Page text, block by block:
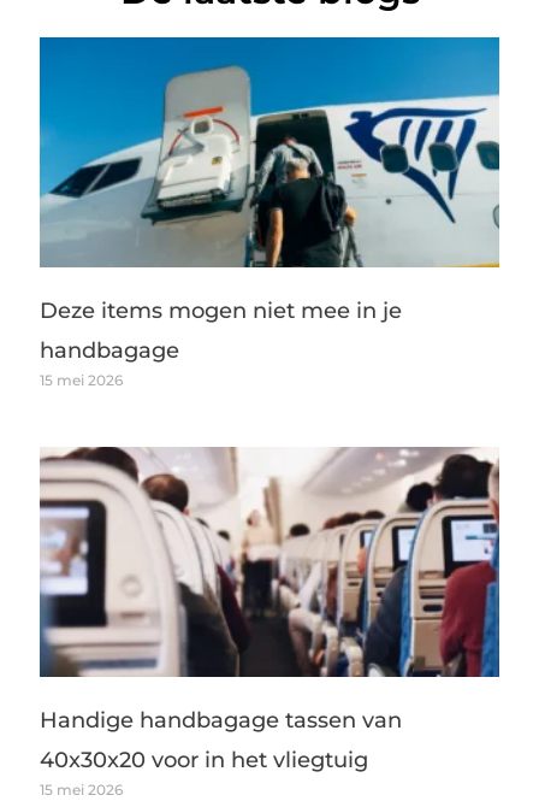
Deze items mogen niet mee in je
handbagage
15 mei 2026
Handige handbagage tassen van
40x30x20 voor in het vliegtuig
15 mei 2026